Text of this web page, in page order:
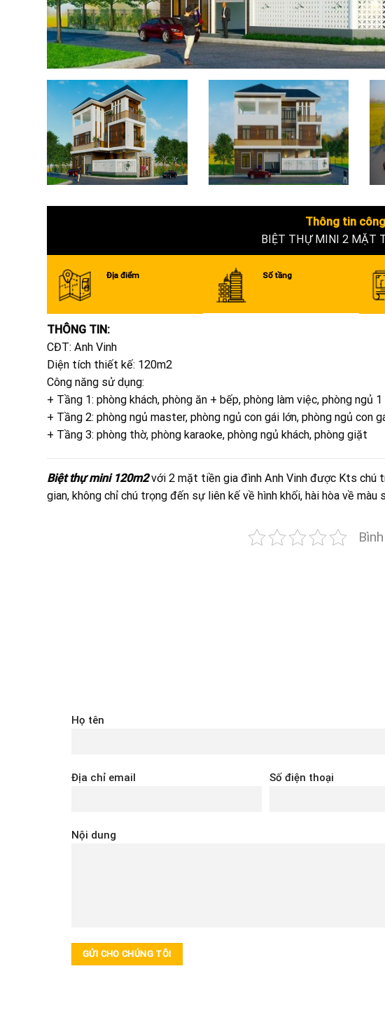
Thông tin
BIỆT THỰ MINI 2 MẶT
Địa điểm Số tầng
THÔNG TIN:
CĐT: Anh Vinh
Diện tích thiết kế: 120m2
Công năng sử dụng:
+ Tầng 1: phòng khách, phòng ăn + bếp, phòng làm việc, phòng ngủ 1
+ Tầng 2: phòng ngủ master, phòng ngủ con gái lớn, phòng ngủ con
+ Tầng 3: phòng thờ, phòng karaoke, phòng ngủ khách, phòng giặt
Biệt thự mini 120m2với 2 mặt tiền gia đình Anh Vinh được Kts chú
gian, không chỉ chú trọng đến sự liên kế về hình khối, hài hòa về
Họ tên
Địa chỉ email Số điện thoại
Nội dung